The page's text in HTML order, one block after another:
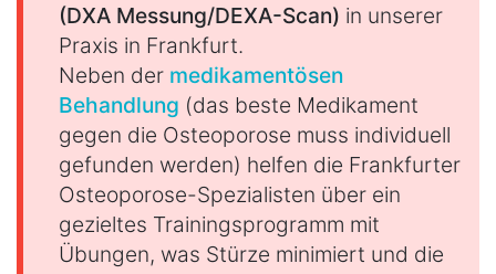
(DXA Messung/DEXA-Scan) in unserer
Praxis in Frankfurt.
Neben der medikamentösen
Behandlung (das beste Medikament
gegen die Osteoporose muss individuell
gefunden werden) helfen die Frankfurter
Osteoporose-Spezialisten über ein
gezieltes Trainingsprogramm mit
Übungen, was Stürze minimiert und die